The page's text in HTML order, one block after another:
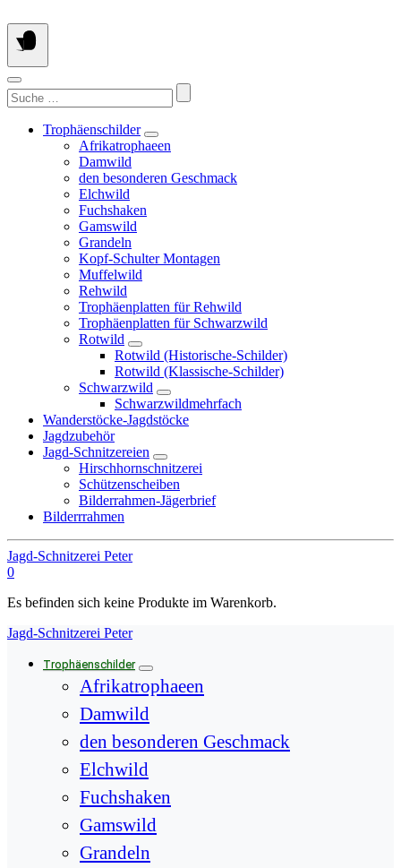
Springe
zum
Inhalt
Suchen
nach:
Trophäenschilder
Afrikatrophaeen
Damwild
den besonderen Geschmack
Elchwild
Fuchshaken
Gamswild
Grandeln
Kopf-Schulter Montagen
Muffelwild
Rehwild
Trophäenplatten für Rehwild
Trophäenplatten für Schwarzwild
Rotwild
Rotwild (Historische-Schilder)
Rotwild (Klassische-Schilder)
Schwarzwild
Schwarzwildmehrfach
Wanderstöcke-Jagdstöcke
Jagdzubehör
Jagd-Schnitzereien
Hirschhornschnitzerei
Schützenscheiben
Bilderrahmen-Jägerbrief
Bilderrrahmen
Jagd-Schnitzerei Peter
0
Es befinden sich keine Produkte im Warenkorb.
Jagd-Schnitzerei Peter
Trophäenschilder
Afrikatrophaeen
Damwild
den besonderen Geschmack
Elchwild
Fuchshaken
Gamswild
Grandeln